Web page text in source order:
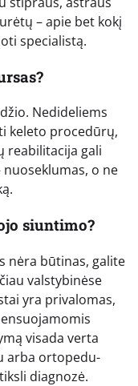
– apie bet kokį
specialistą.
Nedideliems
keleto procedūrų,
reabilitacija gali
o ne
siuntimo?
nėra būtinas, galite
valstybinėse
yra privalomas,
visada verta
arba ortopedu-
diagnozė.